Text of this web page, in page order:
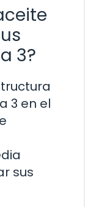
3?
3 en el
sus